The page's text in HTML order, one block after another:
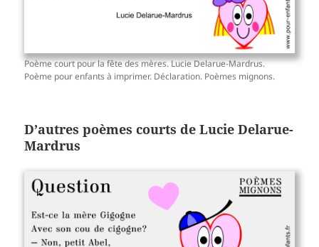
Poème court pour la fête des mères. Lucie Delarue-Mardrus.
Poème pour enfants à imprimer. Déclaration. Poèmes mignons.
D’autrespoèmes courts de Lucie Delarue-
Mardrus